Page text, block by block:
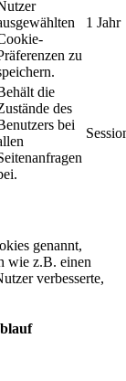
zu
1 Jahr
die
des
bei
genannt,
wie z.B. einen
verbesserte,